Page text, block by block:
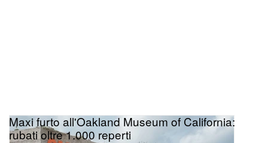
Maxi furto all'Oakland Museum of California:
rubati oltre 1.000 reperti